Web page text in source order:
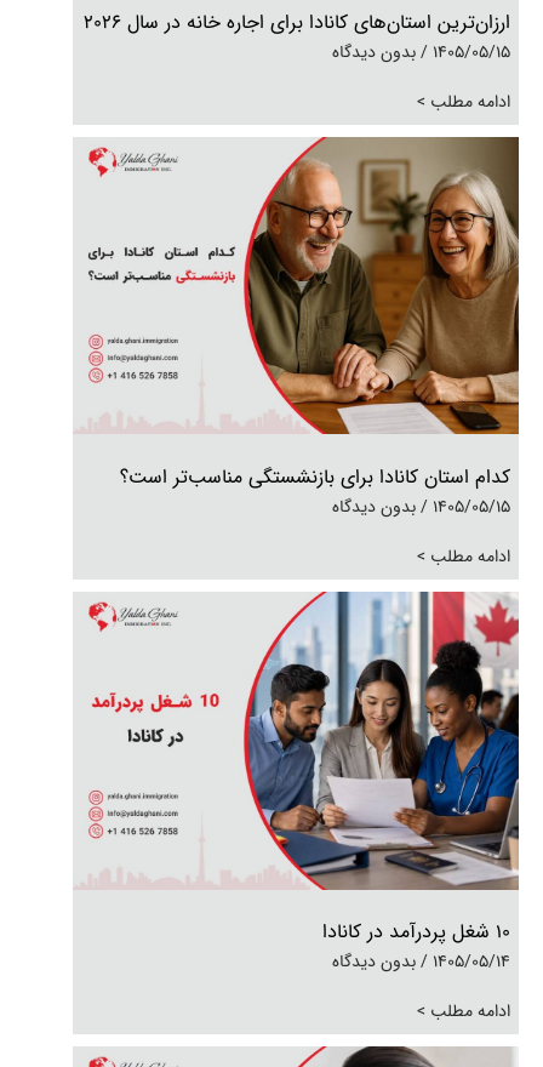
ارزان‌ترین استان‌های کانادا برای اجاره خانه در سال 2026
1405/05/15
بدون دیدگاه
ادامه مطلب >
کدام استان کانادا برای بازنشستگی مناسب‌تر است؟
1405/05/15
بدون دیدگاه
ادامه مطلب >
10 شغل پردرآمد در کانادا
1405/05/14
بدون دیدگاه
ادامه مطلب >